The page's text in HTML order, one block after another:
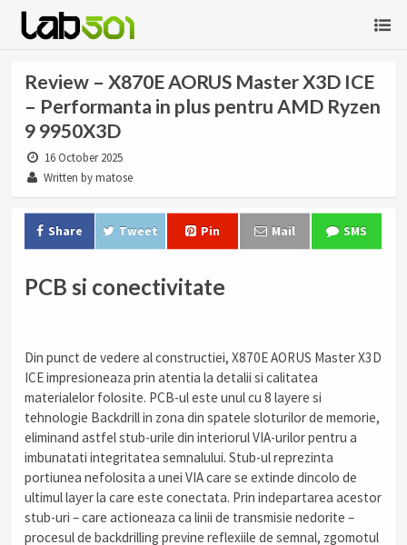
Review – X870E AORUS Master X3D ICE
– Performanta in plus pentru AMD Ryzen
9 9950X3D
16 October 2025
Written by matose
Share Tweet Pin Mail SMS
PCB si conectivitate
Din punct de vedere al constructiei, X870E AORUS Master X3D
ICE impresioneaza prin atentia la detalii si calitatea
materialelor folosite. PCB-ul este unul cu 8 layere si
tehnologie Backdrill in zona din spatele sloturilor de memorie,
eliminand astfel stub-urile din interiorul VIA-urilor pentru a
imbunatati integritatea semnalului. Stub-ul reprezinta
portiunea nefolosita a unei VIA care se extinde dincolo de
ultimul layer la care este conectata. Prin indepartarea acestor
stub-uri – care actioneaza ca linii de transmisie nedorite –
procesul de backdrilling previne reflexiile de semnal, zgomotul